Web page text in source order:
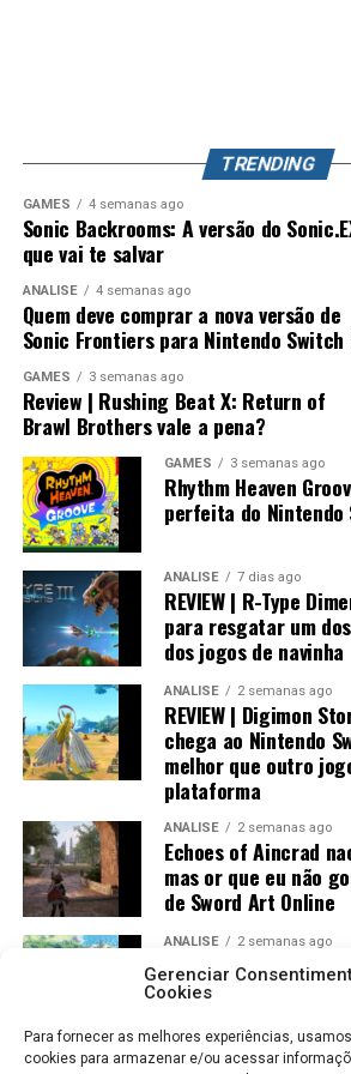
Gerenciar
Cookies
Para fornecer as melhores experiências,
cookies para armazenar e/ou acessar
mas também pode representar o
maior evolução que a série já teve.
Desempenho
Switch 2 e um
Switch 1
Visualmente, o jogo impressiona
NoNintendo Switch 2, a qualidade
praticamente não fica devendo em
PlayStation 5 e Xbox, entregando
muito próxima dos consoles mais
Já noNintendo Switch 1, o trabalho
TRENDING
GAMES 4 semanas ago
Sonic Backrooms: A versão do
que vai te salvar
ANÁLISE 4 semanas ago
Quem deve comprar a nova versão de
Sonic Frontiers para Nintendo Switch
GAMES 3 semanas ago
Review | Rushing Beat X: Return of
Brawl Brothers vale a pena?
GAMES 3 semanas ago
Rhythm Heaven
perfeita do Nintendo
ANÁLISE 7 dias ago
REVIEW | R-Type
para resgatar um
dos jogos de navinha
ANÁLISE 2 semanas ago
REVIEW | Digimon
chega ao Nintendo
melhor que outro
plataforma
ANÁLISE 2 semanas ago
Echoes of Aincrad
mas or que eu não
de Sword Art Online
ANÁLISE 2 semanas ago
Jogos Amados e
Maiores Acertos e